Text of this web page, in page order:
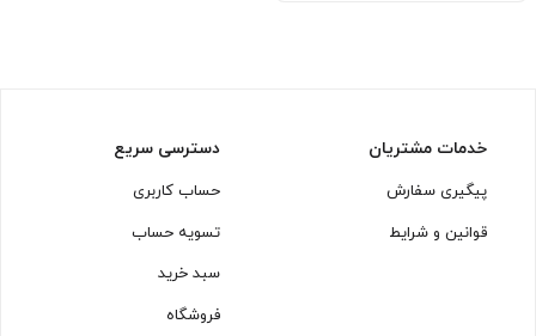
خدمات مشتریان
پیگیری سفارش
قوانین و شرایط
دسترسی سریع
حساب کاربری
تسویه حساب
سبد خرید
فروشگاه